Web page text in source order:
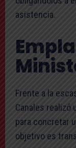
asistencia.
Frente a la
Canales realizó
para concretar
objetivo es